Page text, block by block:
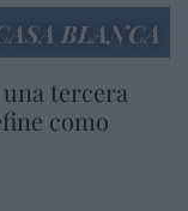
BLANCA
tercera
como